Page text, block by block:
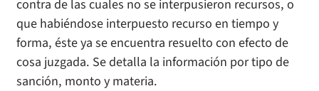
contra de las cuales no se interpusieron recursos, o
que habiéndose interpuesto recurso en tiempo y
forma, éste ya se encuentra resuelto con efecto de
cosa juzgada. Se detalla la información por tipo de
sanción, monto y materia.